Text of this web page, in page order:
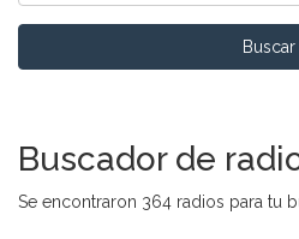
Buscar
Buscador de
Se encontraron 364 radios para tu